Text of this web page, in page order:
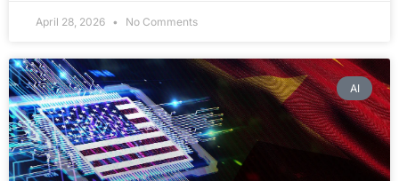
April 28, 2026 No Comments
AI